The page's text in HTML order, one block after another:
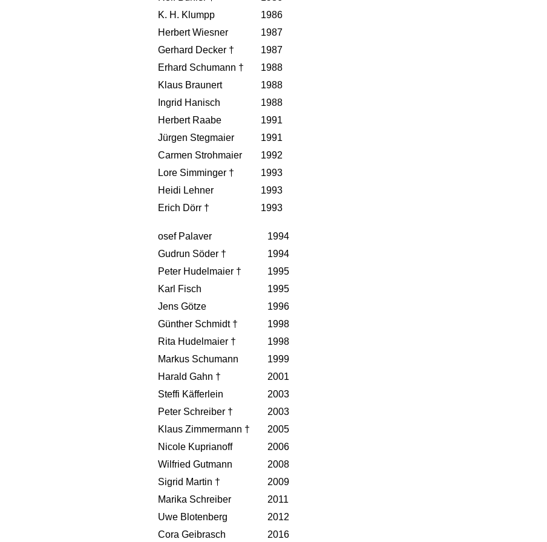
K. H. Klumpp
1986
Herbert Wiesner
1987
Gerhard Decker †
1987
Erhard Schumann †
1988
Klaus Braunert
1988
Ingrid Hanisch
1988
Herbert Raabe
1991
Jürgen Stegmaier
1991
Carmen Strohmaier
1992
Lore Simminger †
1993
Heidi Lehner
1993
Erich Dörr †
1993
osef Palaver
1994
Gudrun Söder †
1994
Peter Hudelmaier †
1995
Karl Fisch
1995
Jens Götze
1996
Günther Schmidt †
1998
Rita Hudelmaier †
1998
Markus Schumann
1999
Harald Gahn †
2001
Steffi Käfferlein
2003
Peter Schreiber †
2003
Klaus Zimmermann †
2005
Nicole Kuprianoff
2006
Wilfried Gutmann
2008
Sigrid Martin †
2009
Marika Schreiber
2011
Uwe Blotenberg
2012
Cora Geibrasch
2016